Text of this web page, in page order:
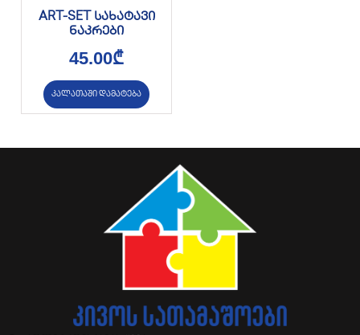
ART-SET სახატავი
ნაკრები
45.00₾
კალათაში დამატება